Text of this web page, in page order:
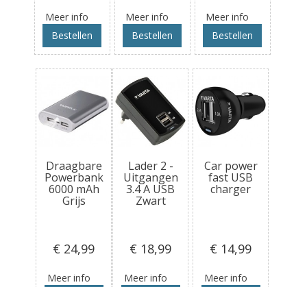
Meer info
Bestellen
Meer info
Bestellen
Meer info
Bestellen
Draagbare
Powerbank
6000 mAh
Grijs
€ 24,99
Meer info
Lader 2 -
Uitgangen
3.4 A USB
Zwart
€ 18,99
Meer info
Car power
fast USB
charger
€ 14,99
Meer info